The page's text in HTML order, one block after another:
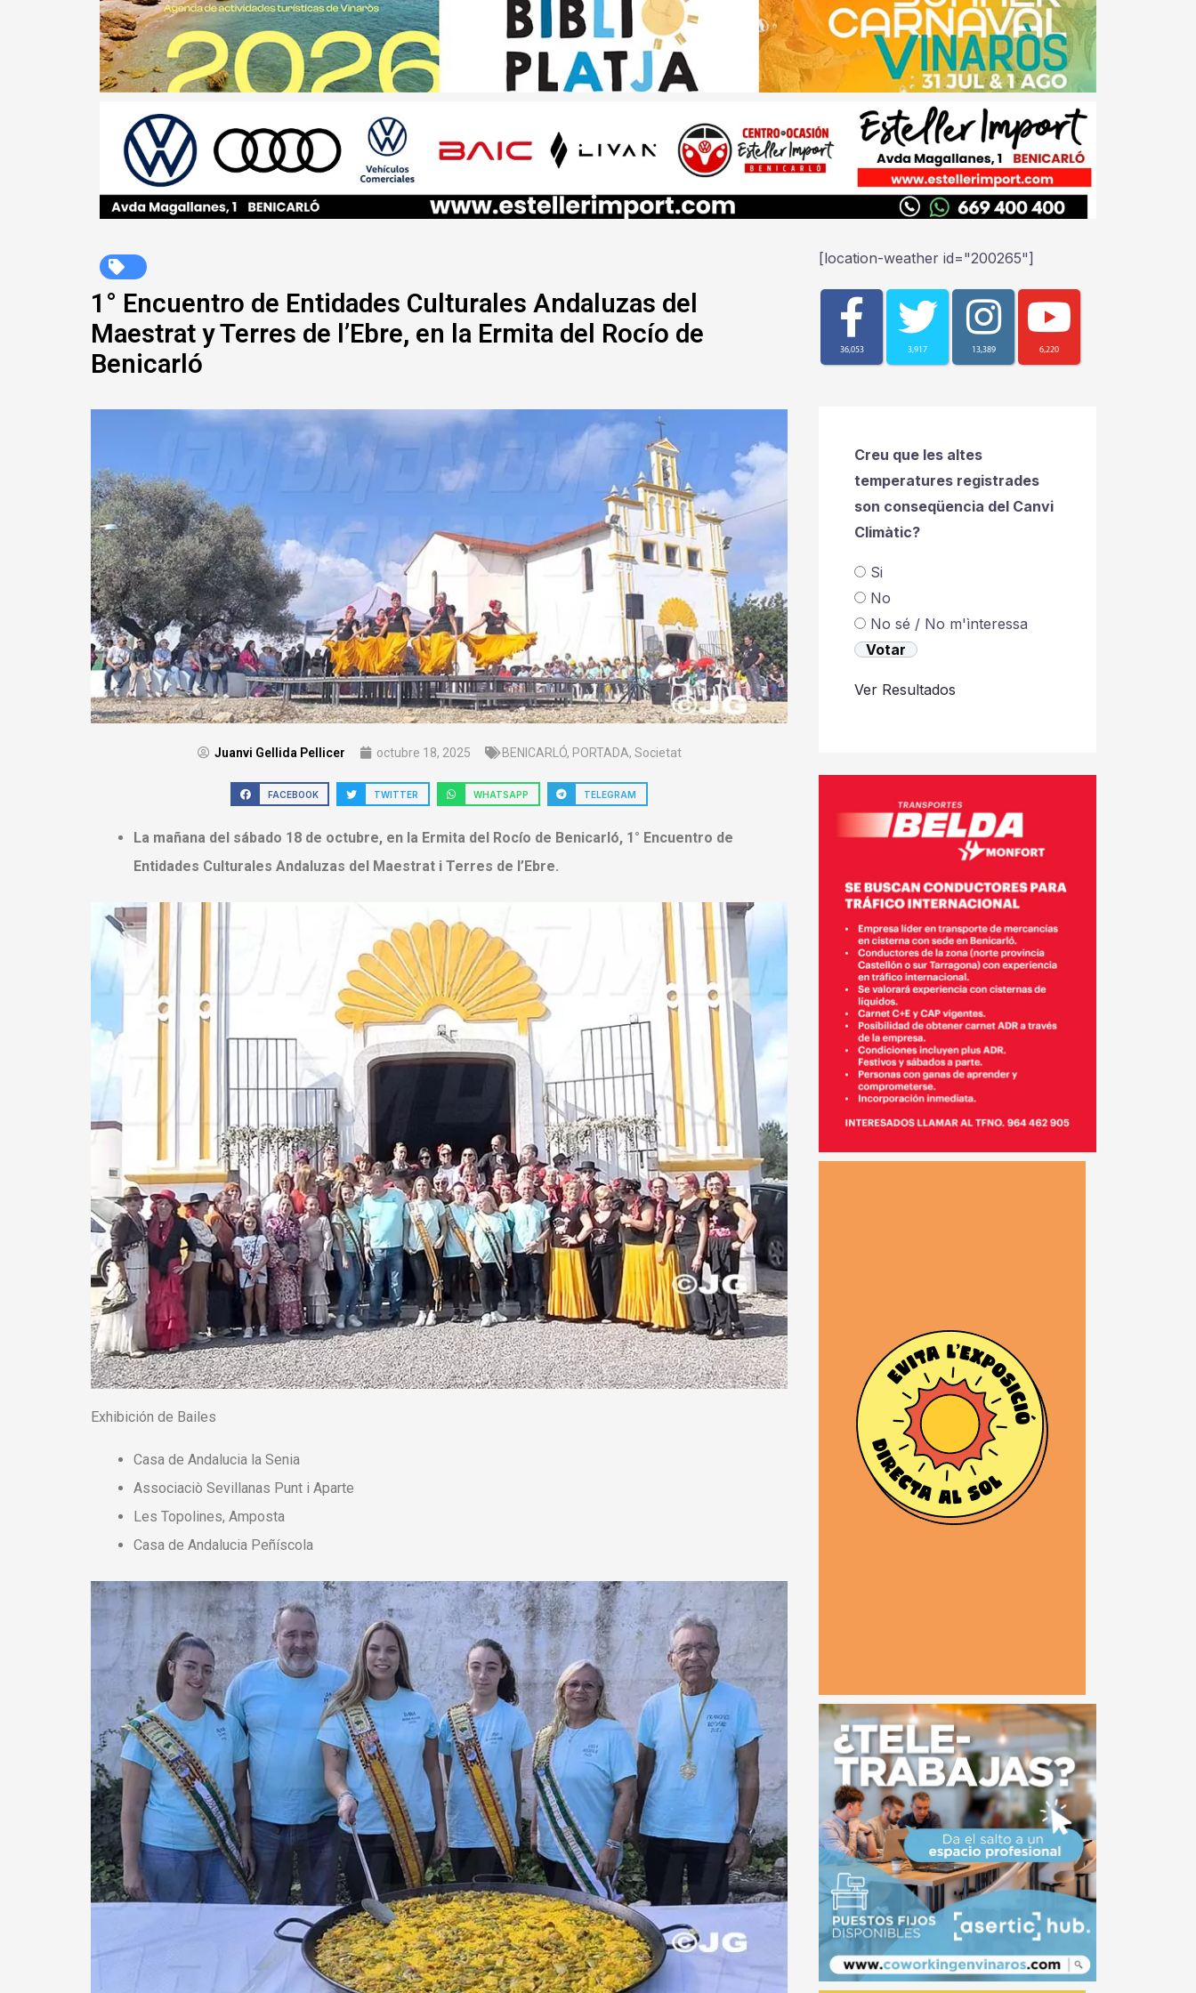
1° Encuentro de Entidades Culturales Andaluzas del
Maestrat y Terres de l’Ebre, en la Ermita del Rocío de
Benicarló
Juanvi Gellida Pellicer octubre 18, 2025 BENICARLÓ, PORTADA, Societat
FACEBOOK TWITTER WHATSAPP TELEGRAM
La mañana del sábado 18 de octubre, en la Ermita del Rocío de Benicarló, 1° Encuentro de
Entidades Culturales Andaluzas del Maestrat i Terres de l’Ebre.
Exhibición de Bailes
Casa de Andalucia la Senia
Associaciò Sevillanas Punt i Aparte
Les Topolines, Amposta
Casa de Andalucia Peñíscola
[location-weather id="200265"]
36,053 3,917 13,389 6,220
Creu que les altes
temperatures registrades
son conseqüencia del Canvi
Climàtic?
Si
No
No sé / No m'ìnteressa
Ver Resultados